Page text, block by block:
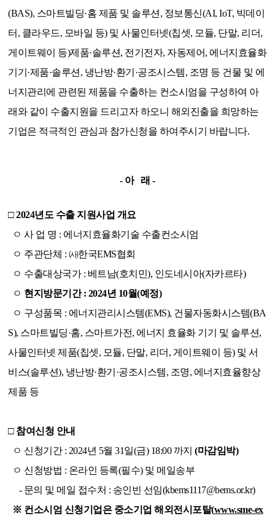
(BAS), 스마트빌딩·홈 제품 및 솔루션, 정보통신(AI, IoT, 빅데이
터, 클라우드, 모바일 등) 및 사물인터넷(칩셋, 모듈, 단말, 리더,
게이트웨이 등)제품·솔루션, 전기전자, 자동제어, 에너지효율화
기기·제품·솔루션, 냉난방·환기·공조시스템, 조명 등 건물 및 에
너지관리에 관련된 제품을 수출하는 컨소시엄을 구성하여 아
래와 같이 수출지원을 드리고자 하오니 해외진출을 희망하는
기업은 적극적인 관심과 참가신청을 하여주시기 바랍니다.
- 아 래 -
□ 2024년도 수출 지원사업 개요
ㅇ 사 업 명 : 에너지효율화기술 수출컨소시엄
ㅇ 주관단체 : ㈔한국EMS협회
ㅇ 수출대상국가 : 베트남(호치민), 인도네시아(자카르타)
ㅇ 현지방문기간 : 2024년 10월(예정)
ㅇ 구성품목 : 에너지관리시스템(EMS), 건물자동화시스템(BA
S), 스마트빌딩·홈, 스마트가전, 에너지 효율화 기기 및 솔루션,
사물인터넷 제품(칩셋, 모듈, 단말, 리더, 게이트웨이 등) 및 서
비스(솔루션), 냉난방·환기·공조시스템, 조명, 에너지효율향상
제품 등
□ 참여신청 안내
ㅇ 신청기간 : 2024년 5월 31일(금) 18:00 까지(마감임박)
ㅇ 신청방법 : 온라인 등록(필수) 및 메일송부
- 문의 및 메일 접수처 : 송인빈 선임(kbems1117@bems.or.kr)
※ 컨소시엄 신청기업은 중소기업 해외전시포탈(www.sme-ex